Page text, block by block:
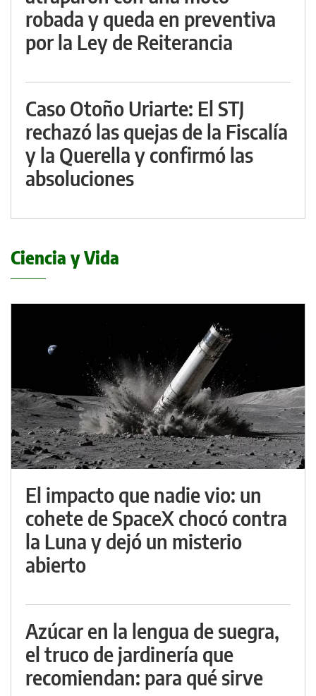
robada y queda en preventiva
por la Ley de Reiterancia
Caso Otoño Uriarte: El STJ
rechazó las quejas de la Fiscalía
y la Querella y confirmó las
absoluciones
Ciencia y Vida
El impacto que nadie vio: un
cohete de SpaceX chocó contra
la Luna y dejó un misterio
abierto
Azúcar en la lengua de suegra,
el truco de jardinería que
recomiendan: para qué sirve